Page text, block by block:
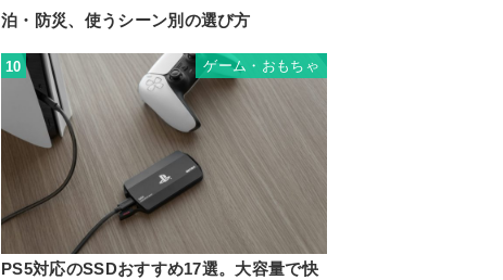
泊・防災、使うシーン別の選び方
10 ゲーム・おもちゃ
PS5対応のSSDおすすめ17選。大容量で快